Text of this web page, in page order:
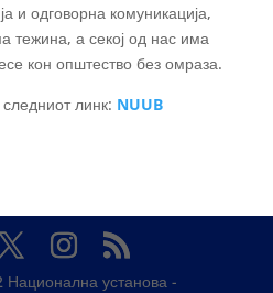
и одговорна комуникација,
тежина, а секој од нас има
кон општество без омраза.
линк: NUUB
установа -